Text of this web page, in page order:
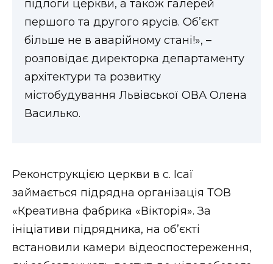
підлоги церкви, а також галерей
першого та другого ярусів. Об’єкт
більше не в аварійному стані!», –
розповідає директорка департаменту
архітектури та розвитку
містобудування Львівської ОВА Олена
Василько.
Реконструкцією церкви в с. Ісаї
займається підрядна організація ТОВ
«Креативна фабрика «Вікторія». За
ініціативи підрядника, на об’єкті
встановили камери відеоспостереження,